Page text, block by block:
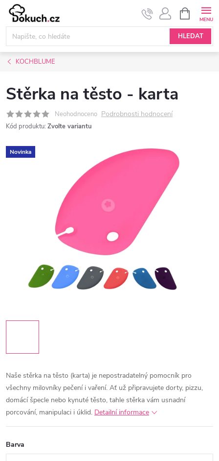
Přejít
obsah
HLEDAT
NÁKUPNÍ
KOŠÍK
KOCHBLUME
Stěrka na těsto - karta
Neohodnoceno Podrobnosti hodnocení
Kód produktu: Zvolte variantu
Novinka
Naše stěrka na těsto (karta) je nepostradatelný pomocník pro
všechny milovníky pečení i vaření. Ať už připravujete dorty, pizzu,
domácí špecle nebo kynuté těsto, tahle stěrka vám usnadní
porcování, manipulaci i úklid. Detailní informace
Barva